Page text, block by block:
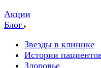
Акции
Блог
Звезды в клинике
Истории
Здоровье